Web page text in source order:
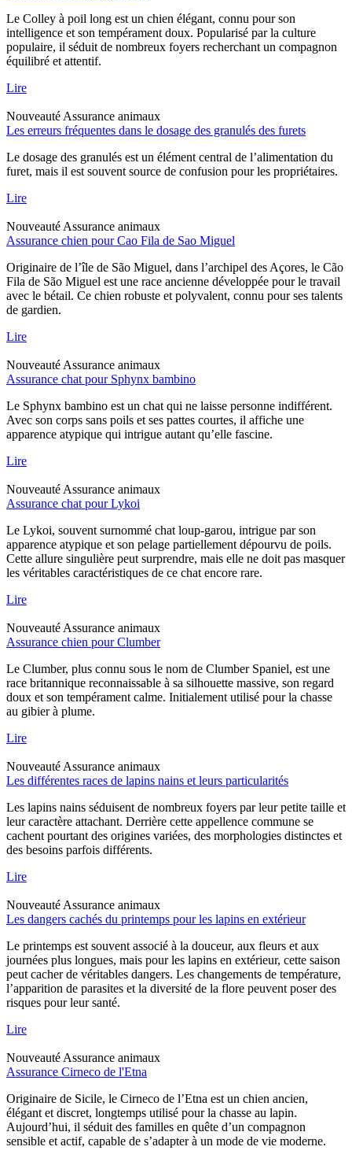
Le Colley à poil long est un chien élégant, connu pour son
intelligence et son tempérament doux. Popularisé par la culture
populaire, il séduit de nombreux foyers recherchant un compagnon
équilibré et attentif.
Lire
NouveautéAssurance animaux
Les erreurs fréquentes dans le dosage des granulés des furets
Le dosage des granulés est un élément central de l’alimentation du
furet, mais il est souvent source de confusion pour les propriétaires.
Lire
NouveautéAssurance animaux
Assurance chien pour Cao Fila de Sao Miguel
Originaire de l’île de São Miguel, dans l’archipel des Açores, le Cão
Fila de São Miguel est une race ancienne développée pour le travail
avec le bétail. Ce chien robuste et polyvalent, connu pour ses talents
de gardien.
Lire
NouveautéAssurance animaux
Assurance chat pour Sphynx bambino
Le Sphynx bambino est un chat qui ne laisse personne indifférent.
Avec son corps sans poils et ses pattes courtes, il affiche une
apparence atypique qui intrigue autant qu’elle fascine.
Lire
NouveautéAssurance animaux
Assurance chat pour Lykoi
Le Lykoi, souvent surnommé chat loup-garou, intrigue par son
apparence atypique et son pelage partiellement dépourvu de poils.
Cette allure singulière peut surprendre, mais elle ne doit pas masquer
les véritables caractéristiques de ce chat encore rare.
Lire
NouveautéAssurance animaux
Assurance chien pour Clumber
Le Clumber, plus connu sous le nom de Clumber Spaniel, est une
race britannique reconnaissable à sa silhouette massive, son regard
doux et son tempérament calme. Initialement utilisé pour la chasse
au gibier à plume.
Lire
NouveautéAssurance animaux
Les différentes races de lapins nains et leurs particularités
Les lapins nains séduisent de nombreux foyers par leur petite taille et
leur caractère attachant. Derrière cette appellence commune se
cachent pourtant des origines variées, des morphologies distinctes et
des besoins parfois différents.
Lire
NouveautéAssurance animaux
Les dangers cachés du printemps pour les lapins en extérieur
Le printemps est souvent associé à la douceur, aux fleurs et aux
journées plus longues, mais pour les lapins en extérieur, cette saison
peut cacher de véritables dangers. Les changements de température,
l’apparition de parasites et la diversité de la flore peuvent poser des
risques pour leur santé.
Lire
NouveautéAssurance animaux
Assurance Cirneco de l'Etna
Originaire de Sicile, le Cirneco de l’Etna est un chien ancien,
élégant et discret, longtemps utilisé pour la chasse au lapin.
Aujourd’hui, il séduit des familles en quête d’un compagnon
sensible et actif, capable de s’adapter à un mode de vie moderne.